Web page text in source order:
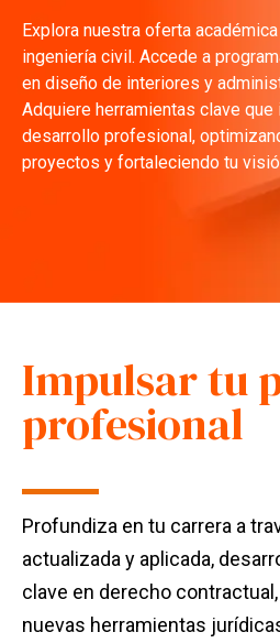
Explora nuestra oferta
ingeniería civil. Accede a
en diseño de interiores y
Adquiere herramientas clave que
desarrollo profesional,
proyectos y fortaleciendo tu
Impulsar tu
profesional
Profundiza en tu carrera a
actualizada y aplicada,
clave en derecho
nuevas herramientas